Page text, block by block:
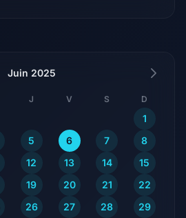
Juin 2025
J V S D
1
5 6 7
8
12 13 14
15
19 20 21
22
26 27 28
29